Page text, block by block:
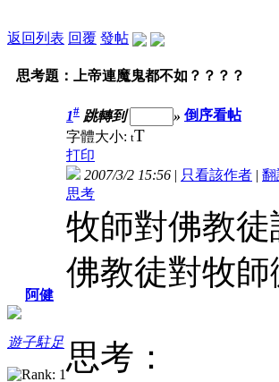
返回列表 回覆 發帖
思考題：上帝連魔鬼都不如？？？？
阿健
遊子駐足
1# 跳轉到 » 倒序看帖
字體大小: tT
打印
2007/3/2 15:56 | 只看該作者 | 翻
思考
牧師對佛教
佛教徒對牧
思考：